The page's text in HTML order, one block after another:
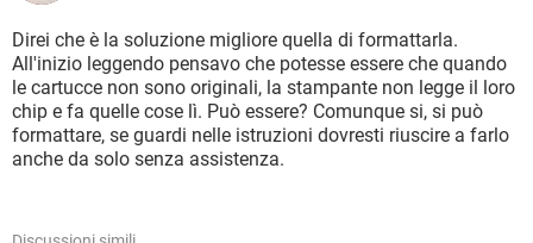
Direi che è la soluzione migliore quella di formattarla.
All'inizio leggendo pensavo che potesse essere che quando
le cartucce non sono originali, la stampante non legge il loro
chip e fa quelle cose lì. Può essere? Comunque si, si può
formattare, se guardi nelle istruzioni dovresti riuscire a farlo
anche da solo senza assistenza.